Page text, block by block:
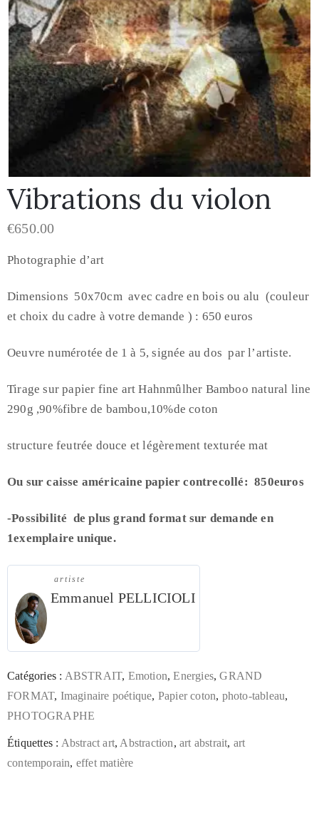
Vibrations du violon
€650.00
Photographie d’art
Dimensions 50x70cm avec cadre en bois ou alu (couleur
et choix du cadre à votre demande ) : 650 euros
Oeuvre numérotée de 1 à 5, signée au dos par l’artiste.
Tirage sur papier fine art Hahnmûlher Bamboo natural line
290g ,90%fibre de bambou,10%de coton
structure feutrée douce et légèrement texturée mat
Ou sur caisse américaine papier contrecollé: 850euros
-Possibilité de plus grand format sur demande en
1exemplaire unique.
artiste
Emmanuel PELLICIOLI
Catégories : ABSTRAIT, Emotion,Energies,GRAND
FORMAT, Imaginaire poétique, Papier coton, photo-tableau,
PHOTOGRAPHE
Étiquettes : Abstract art, Abstraction,art abstrait, art
contemporain, effet matière